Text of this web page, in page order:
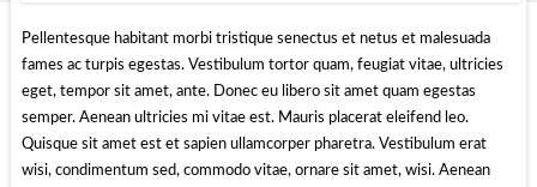
Pellentesque habitant morbi tristique senectus et netus et malesuada
fames ac turpis egestas. Vestibulum tortor quam, feugiat vitae, ultricies
eget, tempor sit amet, ante. Donec eu libero sit amet quam egestas
semper. Aenean ultricies mi vitae est. Mauris placerat eleifend leo.
Quisque sit amet est et sapien ullamcorper pharetra. Vestibulum erat
wisi, condimentum sed, commodo vitae, ornare sit amet, wisi. Aenean